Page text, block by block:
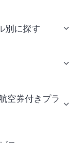
別に探す
空券付きプラ